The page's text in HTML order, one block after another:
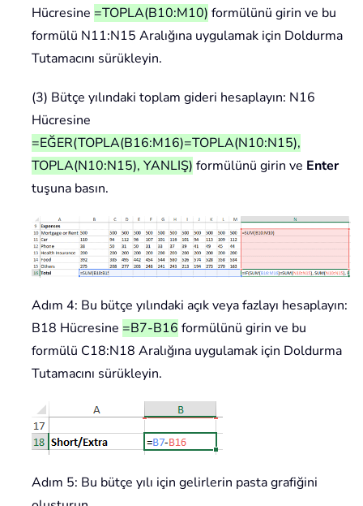
Hücresine =TOPLA(B10:M10) formülünü girin ve bu
formülü N11:N15 Aralığına uygulamak için Doldurma
Tutamacını sürükleyin.
(3) Bütçe yılındaki toplam gideri hesaplayın: N16
Hücresine
=EĞER(TOPLA(B16:M16)=TOPLA(N10:N15),
TOPLA(N10:N15), YANLIŞ) formülünü girin ve Enter
tuşuna basın.
Adım 4: Bu bütçe yılındaki açık veya fazlayı hesaplayın:
B18 Hücresine =B7-B16 formülünü girin ve bu
formülü C18:N18 Aralığına uygulamak için Doldurma
Tutamacını sürükleyin.
Adım 5: Bu bütçe yılı için gelirlerin pasta grafiğini